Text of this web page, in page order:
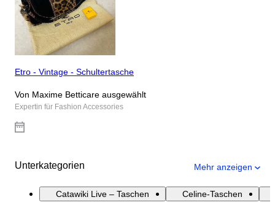
Etro - Vintage - Schultertasche
Von Maxime Betticare ausgewählt
Expertin für Fashion Accessories
Unterkategorien Mehr anzeigen
Catawiki Live – Taschen Celine-Taschen